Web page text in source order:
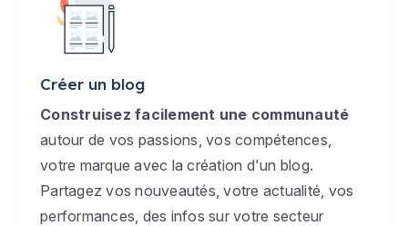
Créer un blog
Construisez facilement une communauté
autour de vos passions, vos compétences,
votre marque avec la création d'un blog.
Partagez vos nouveautés, votre actualité, vos
performances, des infos sur votre secteur